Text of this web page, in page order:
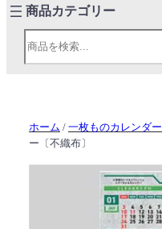
検索
ホーム / 一枚ものカレンダー
ー〔不織布〕